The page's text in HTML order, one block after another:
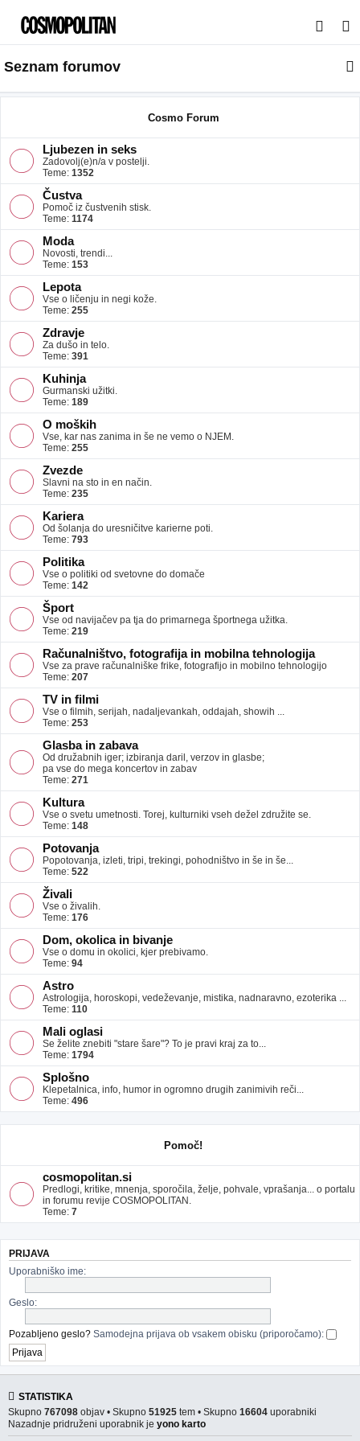
s
a
Seznam forumov
Cosmo Forum
Ljubezen in seks
Zadovolj(e)n/a v postelji.
Teme: 1352
Čustva
Pomoč iz čustvenih stisk.
Teme: 1174
Moda
Novosti, trendi...
Teme: 153
Lepota
Vse o ličenju in negi kože.
Teme: 255
Zdravje
Za dušo in telo.
Teme: 391
Kuhinja
Gurmanski užitki.
Teme: 189
O moških
Vse, kar nas zanima in še ne vemo o NJEM.
Teme: 255
Zvezde
Slavni na sto in en način.
Teme: 235
Kariera
Od šolanja do uresničitve karierne poti.
Teme: 793
Politika
Vse o politiki od svetovne do domače
Teme: 142
Šport
Vse od navijačev pa tja do primarnega športnega užitka.
Teme: 219
Računalništvo, fotografija in mobilna tehnologija
Vse za prave računalniške frike, fotografijo in mobilno tehnologijo
Teme: 207
TV in filmi
Vse o filmih, serijah, nadaljevankah, oddajah, showih ...
Teme: 253
Glasba in zabava
Od družabnih iger; izbiranja daril, verzov in glasbe;
pa vse do mega koncertov in zabav
Teme: 271
Kultura
Vse o svetu umetnosti. Torej, kulturniki vseh dežel združite se.
Teme: 148
Potovanja
Popotovanja, izleti, tripi, trekingi, pohodništvo in še in še...
Teme: 522
Živali
Vse o živalih.
Teme: 176
Dom, okolica in bivanje
Vse o domu in okolici, kjer prebivamo.
Teme: 94
Astro
Astrologija, horoskopi, vedeževanje, mistika, nadnaravno, ezoterika ...
Teme: 110
Mali oglasi
Se želite znebiti "stare šare"? To je pravi kraj za to...
Teme: 1794
Splošno
Klepetalnica, info, humor in ogromno drugih zanimivih reči...
Teme: 496
Pomoč!
cosmopolitan.si
Predlogi, kritike, mnenja, sporočila, želje, pohvale, vprašanja... o portalu
in forumu revije COSMOPOLITAN.
Teme: 7
PRIJAVA
Uporabniško ime:
Geslo:
Pozabljeno geslo? Samodejna prijava ob vsakem obisku (priporočamo):
STATISTIKA
Skupno 767098 objav • Skupno 51925 tem • Skupno 16604 uporabniki
Nazadnje pridruženi uporabnik je yono karto